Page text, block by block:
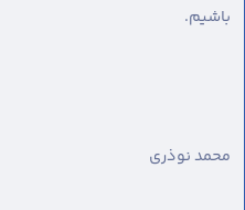
باشیم.
محمد نوذری